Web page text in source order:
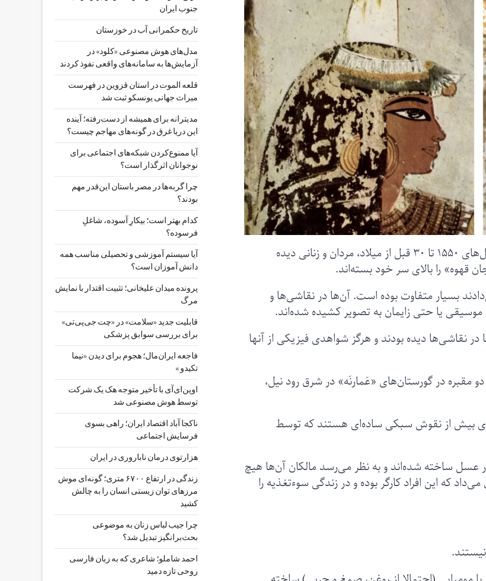
در بسیاری از نقاشی‌ها و مجسمه‌های مصر باستان در بین سال‌های ۱۵۵۰ تا ۳۰ قبل از میلاد، مردان و زنانی دیده
قهوه» را بالای سر خود بسته‌اند.
بسیار متفاوت بوده است. آن‌ها در نقاشی‌ها و
موسیقی یا حتی زایمان به تصویر کشیده شده‌اند.
نقاشی‌ها دیده بودند و هرگز شواهدی فیزیکی از آنها
دو مقبره در گورستان‌های «عَمارنَه» در شرق رود نیل،
بیش از نقوش سبکی ساده‌ای هستند که توسط
عسل ساخته شده‌اند و به نظر می‌رسد مالکان آن‌ها هیچ
که این افراد کارگر بوده و در زندگی سوءتغذیه را
جنوب ایران
تاریخ حکمرانی آب در خوزستان
مدل‌های هوش مصنوعی «کلود» در
آزمایش‌ها به سامانه‌های واقعی نفوذ کردند
قلعه الموت در استان قزوین در فهرست
میراث جهانی یونسکو ثبت شد
مدیترانه برای همیشه از دست‌رفته؛ آینده
این دریا غرق در گونه‌های مهاجم چیست؟
آیا ممنوع‌کردن شبکه‌های اجتماعی برای
نوجوانان اثرگذار است؟
چرا گربه‌ها در مصر باستان این‌قدر مهم
بودند؟
کدام بهتر است؛ بیکارِ آسوده، شاغلِ
فرسوده؟
آیا سیستم آموزشی و تحصیلی مناسب همه
دانش آموزان است؟
پرونده میدان علیخانی؛ تثبیت اقتدار با نمایش
مرگ
قابلیت جدید «سلامت» در «چت ‌جی‌پی‌تی»
برای بررسی سوابق پزشکی
فاجعه ایران‌مال؛ هجوم برای دیدن «نیما
تکیدو »
اوپن‌ای‌آی با تأخیر متوجه هک یک شرکت
توسط هوش مصنوعی شد
ناکجا آباد اقتصاد ایران؛ راهی بسوی
فرسایش اجتماعی
هزارتوی درمان ناباروری در ایران
زندگی در ارتفاع ۶۷۰۰ متری؛ گونه‌ای موش
مرزهای توان زیستی انسان را به چالش
کشید
چرا جیب‌ لباس زنان به موضوعی
بحث‌برانگیز تبدیل شد؟
احمد شاملو؛ شاعری که به زبان فارسی
روحی تازه دمید